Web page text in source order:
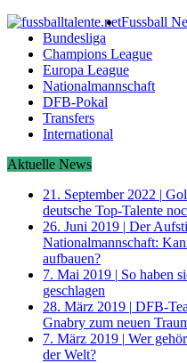
Fussball
Bundesliga
Champions League
Europa League
Nationalmannschaft
DFB-Pokal
Transfers
International
Aktuelle News
21. September 2022 |
deutsche Top-Talente
26. Juni 2019 | Der
Nationalmannschaft:
aufbauen?
7. Mai 2019 | So haben
geschlagen
28. März 2019 | DFB-
Gnabry zum neuen
7. März 2019 | Wer
der Welt?